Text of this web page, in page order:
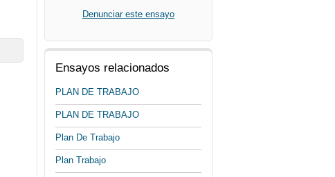
Denunciar este ensayo
Ensayos relacionados
PLAN DE TRABAJO
PLAN DE TRABAJO
Plan De Trabajo
Plan Trabajo